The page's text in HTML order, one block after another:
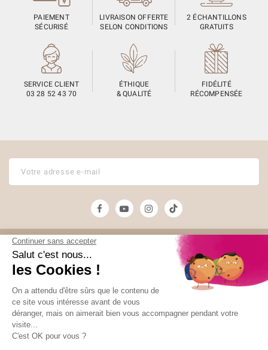
PAIEMENT
SÉCURISÉ
LIVRAISON OFFERTE
SELON CONDITIONS
2 ÉCHANTILLONS
GRATUITS
SERVICE CLIENT
03 28 52 43 70
ÉTHIQUE
& QUALITÉ
FIDÉLITÉ
RÉCOMPENSÉE
Unami
Thé
Contactez-nous
Commander
Livraison